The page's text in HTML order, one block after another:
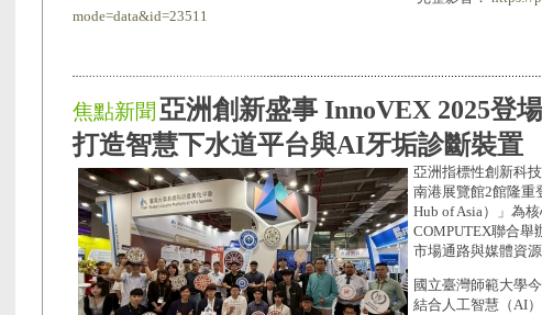
mode=data&id=23511
焦點新聞亞洲創新盛事 InnoVEX 2025登
打造智慧下水道平台與AI牙垢診斷裝置
亞洲指標性創新科
南港展覽館2館隆重
Hub of Asia）」為
COMPUTEX聯合舉
市場通路與媒體資源
國立臺灣師範大學
結合人工智慧（AI